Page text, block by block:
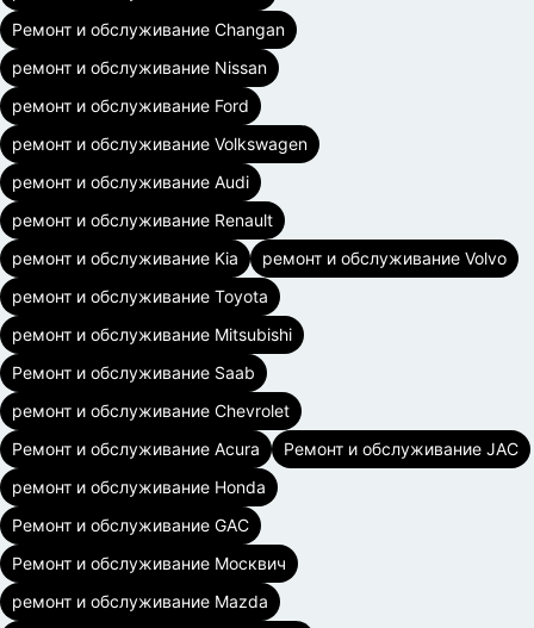
Ремонт и обслуживание Changan
ремонт и обслуживание Nissan
ремонт и обслуживание Ford
ремонт и обслуживание Volkswagen
ремонт и обслуживание Audi
ремонт и обслуживание Renault
ремонт и обслуживание Kia
ремонт и обслуживание Volvo
ремонт и обслуживание Toyota
ремонт и обслуживание Mitsubishi
Ремонт и обслуживание Saab
ремонт и обслуживание Chevrolet
Ремонт и обслуживание Acura
Ремонт и обслуживание JAC
ремонт и обслуживание Honda
Ремонт и обслуживание GAC
Ремонт и обслуживание Москвич
ремонт и обслуживание Mazda